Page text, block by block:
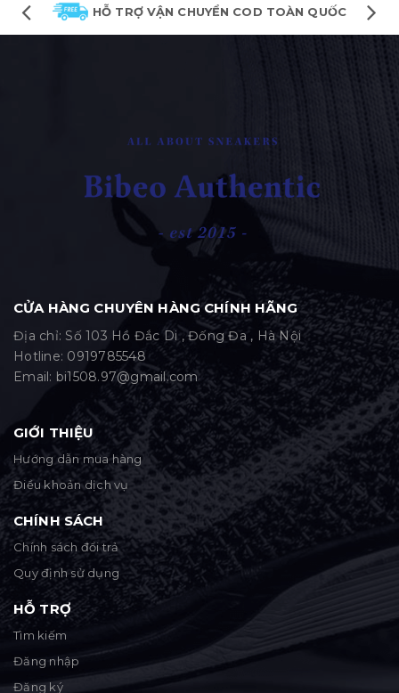
HỖ TRỢ VẬN CHUYỂN COD TOÀN QUỐC
CỬA HÀNG CHUYÊN HÀNG CHÍNH HÃNG
Địa chỉ: Số 103 Hồ Đắc Di , Đống Đa , Hà Nội
Hotline: 0919785548
Email: bi1508.97@gmail.com
GIỚI THIỆU
Hướng dẫn mua hàng
Điều khoản dịch vụ
CHÍNH SÁCH
Chính sách đổi trả
Quy định sử dụng
HỖ TRỢ
Tìm kiếm
Đăng nhập
Đăng ký